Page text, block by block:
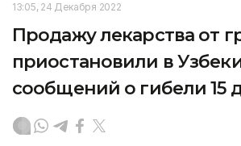
13:05, 24 Декабря 2022
Продажу лекарства от
приостановили в
сообщений о гибели 15